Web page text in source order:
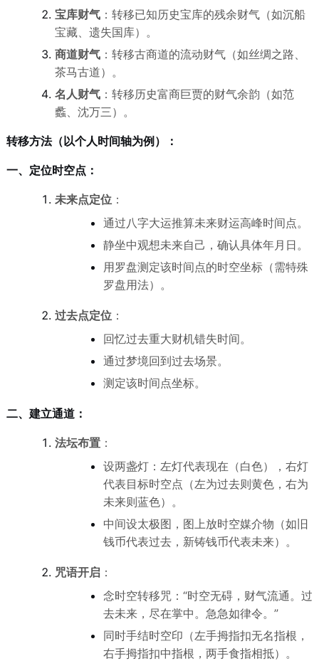
宝库财气：转移已知历史宝库的残余财气（如沉船
宝藏、遗失国库）。
商道财气：转移古商道的流动财气（如丝绸之路、
茶马古道）。
名人财气：转移历史富商巨贾的财气余韵（如范
蠡、沈万三）。
转移方法（以个人时间轴为例）：
一、定位时空点：
未来点定位：
通过八字大运推算未来财运高峰时间点。
静坐中观想未来自己，确认具体年月日。
用罗盘测定该时间点的时空坐标（需特殊
罗盘用法）。
过去点定位：
回忆过去重大财机错失时间。
通过梦境回到过去场景。
测定该时间点坐标。
二、建立通道：
法坛布置：
设两盏灯：左灯代表现在（白色），右灯
代表目标时空点（左为过去则黄色，右为
未来则蓝色）。
中间设太极图，图上放时空媒介物（如旧
钱币代表过去，新铸钱币代表未来）。
咒语开启 ：
念时空转移咒：“时空无碍，财气流通。过
去未来，尽在掌中。急急如律令。”
同时手结时空印（左手拇指扣无名指根，
右手拇指扣中指根，两手食指相抵）。